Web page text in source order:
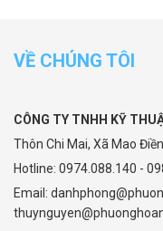
VỀ CHÚNG TÔI
CÔNG TY TNHH KỸ
Thôn Chi Mai, Xã Mao
Hotline: 0974.088.140 -
Email: